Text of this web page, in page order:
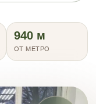
940 м
ОТ МЕТРО